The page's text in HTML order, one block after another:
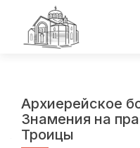
Архиерейское
Знамения на
Троицы